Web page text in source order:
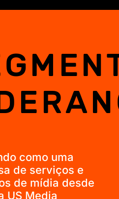
como uma
de serviços e
de mídia desde
US Media